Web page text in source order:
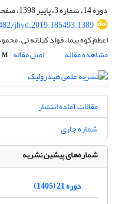
دوره 14، شماره 3، پاییز 1398، صفحه
jhyd.2019.185493.1389
اعظم کوه پیما، فواد کیلانه ئی،
مشاهده مقاله
اصل مقاله M
مقالات آماده انتشار
شماره جاری
شماره‌های پیشین نشریه
دوره 21 (1405)